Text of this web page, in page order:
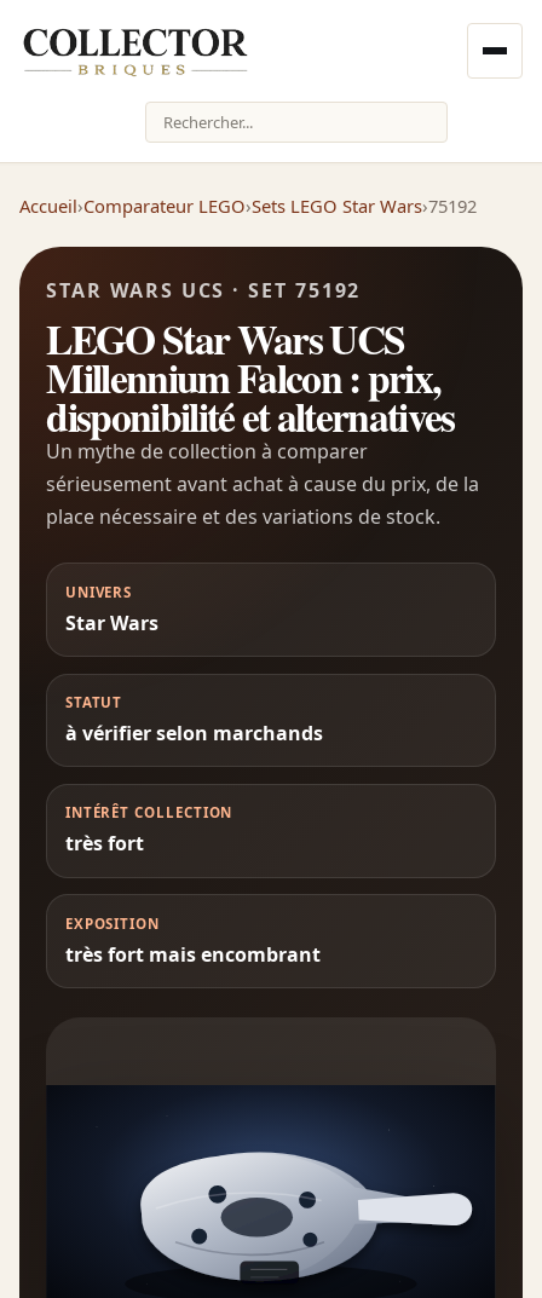
Rechercher
Accueil›Comparateur LEGO›Sets LEGO Star Wars›75192
STAR WARS UCS · SET 75192
LEGO Star Wars UCS
Millennium Falcon : prix,
disponibilité et alternatives
Un mythe de collection à comparer
sérieusement avant achat à cause du prix, de la
place nécessaire et des variations de stock.
UNIVERS
Star Wars
STATUT
à vérifier selon marchands
INTÉRÊT COLLECTION
très fort
EXPOSITION
très fort mais encombrant